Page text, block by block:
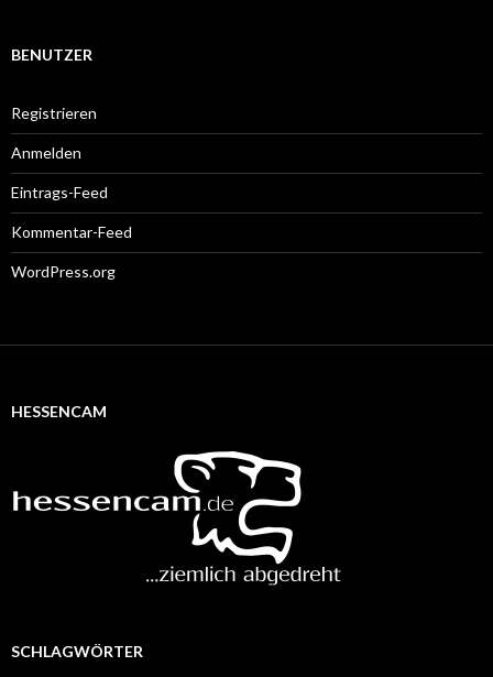
BENUTZER
Registrieren
Anmelden
Eintrags-Feed
Kommentar-Feed
WordPress.org
HESSENCAM
SCHLAGWÖRTER